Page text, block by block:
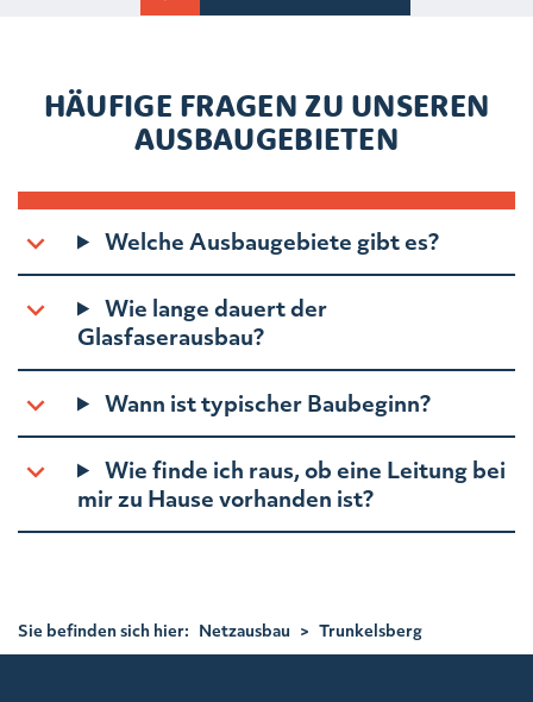
HÄUFIGE FRAGEN ZU UNSEREN
AUSBAUGEBIETEN
Welche Ausbaugebiete gibt es?
Wie lange dauert der
Glasfaserausbau?
Wann ist typischer Baubeginn?
Wie finde ich raus, ob eine Leitung bei
mir zu Hause vorhanden ist?
Sie befinden sich hier: Netzausbau > Trunkelsberg